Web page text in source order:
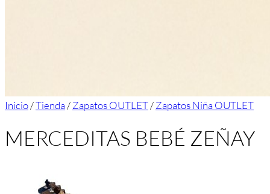
Inicio/Tienda/Zapatos OUTLET/Zapatos Niña OUTLET
MERCEDITAS BEBÉ ZEÑAY